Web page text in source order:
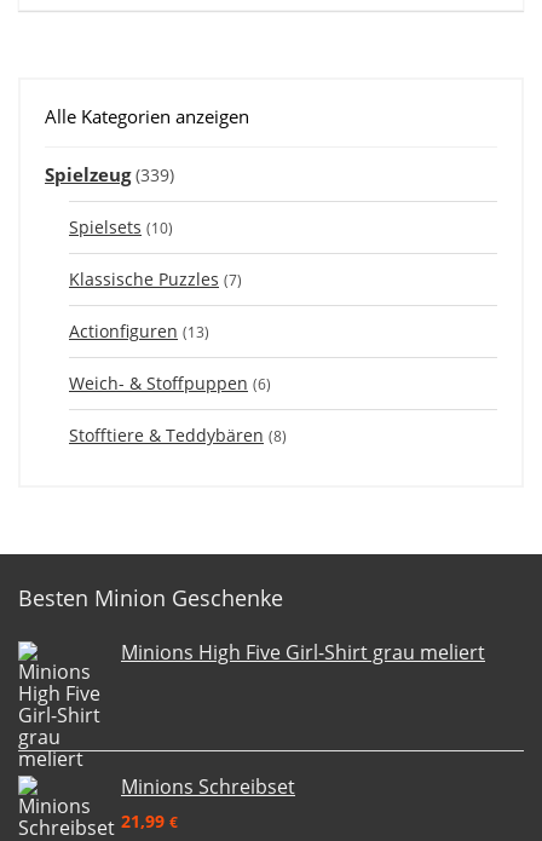
Alle Kategorien anzeigen
Spielzeug (339)
Spielsets (10)
Klassische Puzzles (7)
Actionfiguren (13)
Weich- & Stoffpuppen (6)
Stofftiere & Teddybären (8)
Besten Minion Geschenke
Minions High Five Girl-Shirt grau meliert
Minions Schreibset
21,99 €